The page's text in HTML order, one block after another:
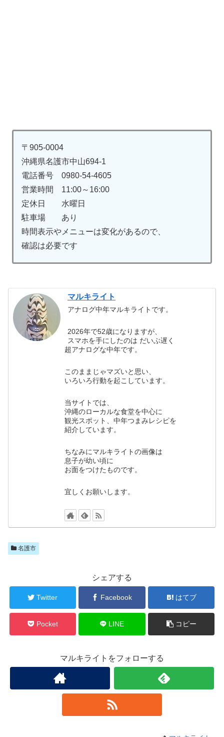
〒905-0004
沖縄県名護市中山694-1
電話番号 0980-54-4605
営業時間 11:00～16:00
定休日 水曜日
駐車場 あり
時間表示やメニューは変化があるので、
確認は必要です
マルキライト
アナログ中年マルキライトです。
2026年で52歳になりますが、
スマホを手にしたのは だいぶ遅く
超アナログな中年です。
このままじゃマズいと思い、
いろいろ行動を起こしています。
当サイトでは、
沖縄のローカルな食堂を中心に
観光スポット、中年つまみレシピを
紹介しています。
ちなみにマルキライトの画像は
息子が幼い頃に
お面をつけたものです。
宜しくお願いします。
名護市
シェアする
Twitter Facebook はてブ
Pocket LINE コピー
マルキライトをフォローする